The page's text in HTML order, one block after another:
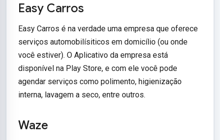
Easy Carros
Easy Carros é na verdade uma empresa que oferece
serviços automobilísiticos em domicílio (ou onde
você estiver). O Aplicativo da empresa está
disponível na Play Store, e com ele você pode
agendar serviços como polimento, higienização
interna, lavagem a seco, entre outros.
Waze